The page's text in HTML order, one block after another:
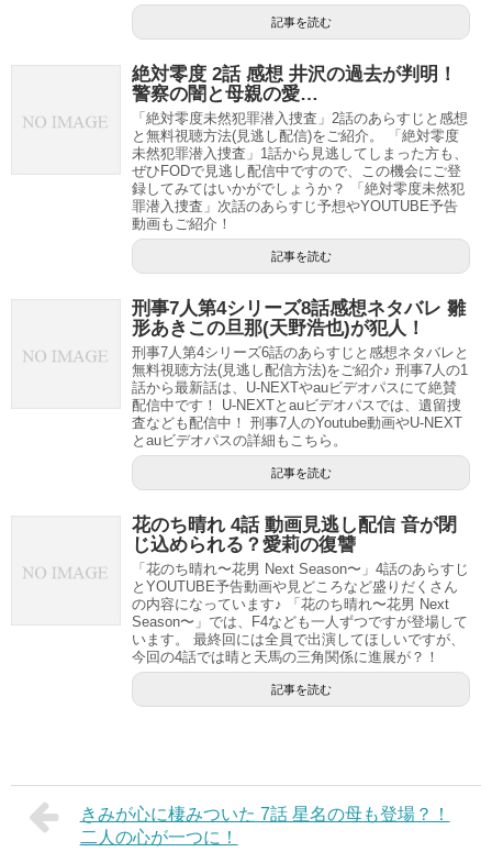
記事を読む
絶対零度 2話 感想 井沢の過去が判明！
警察の闇と母親の愛…
「絶対零度未然犯罪潜入捜査」2話のあらすじと感想
と無料視聴方法(見逃し配信)をご紹介。 「絶対零度
未然犯罪潜入捜査」1話から見逃してしまった方も、
ぜひFODで見逃し配信中ですので、この機会にご登
録してみてはいかがでしょうか？ 「絶対零度未然犯
罪潜入捜査」次話のあらすじ予想やYOUTUBE予告
動画もご紹介！
記事を読む
刑事7人第4シリーズ8話感想ネタバレ 雛
形あきこの旦那(天野浩也)が犯人！
刑事7人第4シリーズ6話のあらすじと感想ネタバレと
無料視聴方法(見逃し配信方法)をご紹介♪ 刑事7人の1
話から最新話は、U-NEXTやauビデオパスにて絶賛
配信中です！ U-NEXTとauビデオパスでは、遺留捜
査なども配信中！ 刑事7人のYoutube動画やU-NEXT
とauビデオパスの詳細もこちら。
記事を読む
花のち晴れ 4話 動画見逃し配信 音が閉
じ込められる？愛莉の復讐
「花のち晴れ〜花男 Next Season〜」4話のあらすじ
とYOUTUBE予告動画や見どころなど盛りだくさん
の内容になっています♪ 「花のち晴れ〜花男 Next
Season〜」では、F4なども一人ずつですが登場して
います。 最終回には全員で出演してほしいですが、
今回の4話では晴と天馬の三角関係に進展が？！
記事を読む
きみが心に棲みついた 7話 星名の母も登場？！
二人の心が一つに！